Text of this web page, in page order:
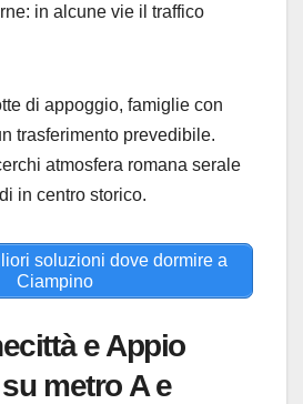
in alcune vie il traffico
di appoggio, famiglie con
trasferimento prevedibile.
atmosfera romana serale
in centro storico.
soluzioni dove dormire a
Ciampino
e Appio
metro A e